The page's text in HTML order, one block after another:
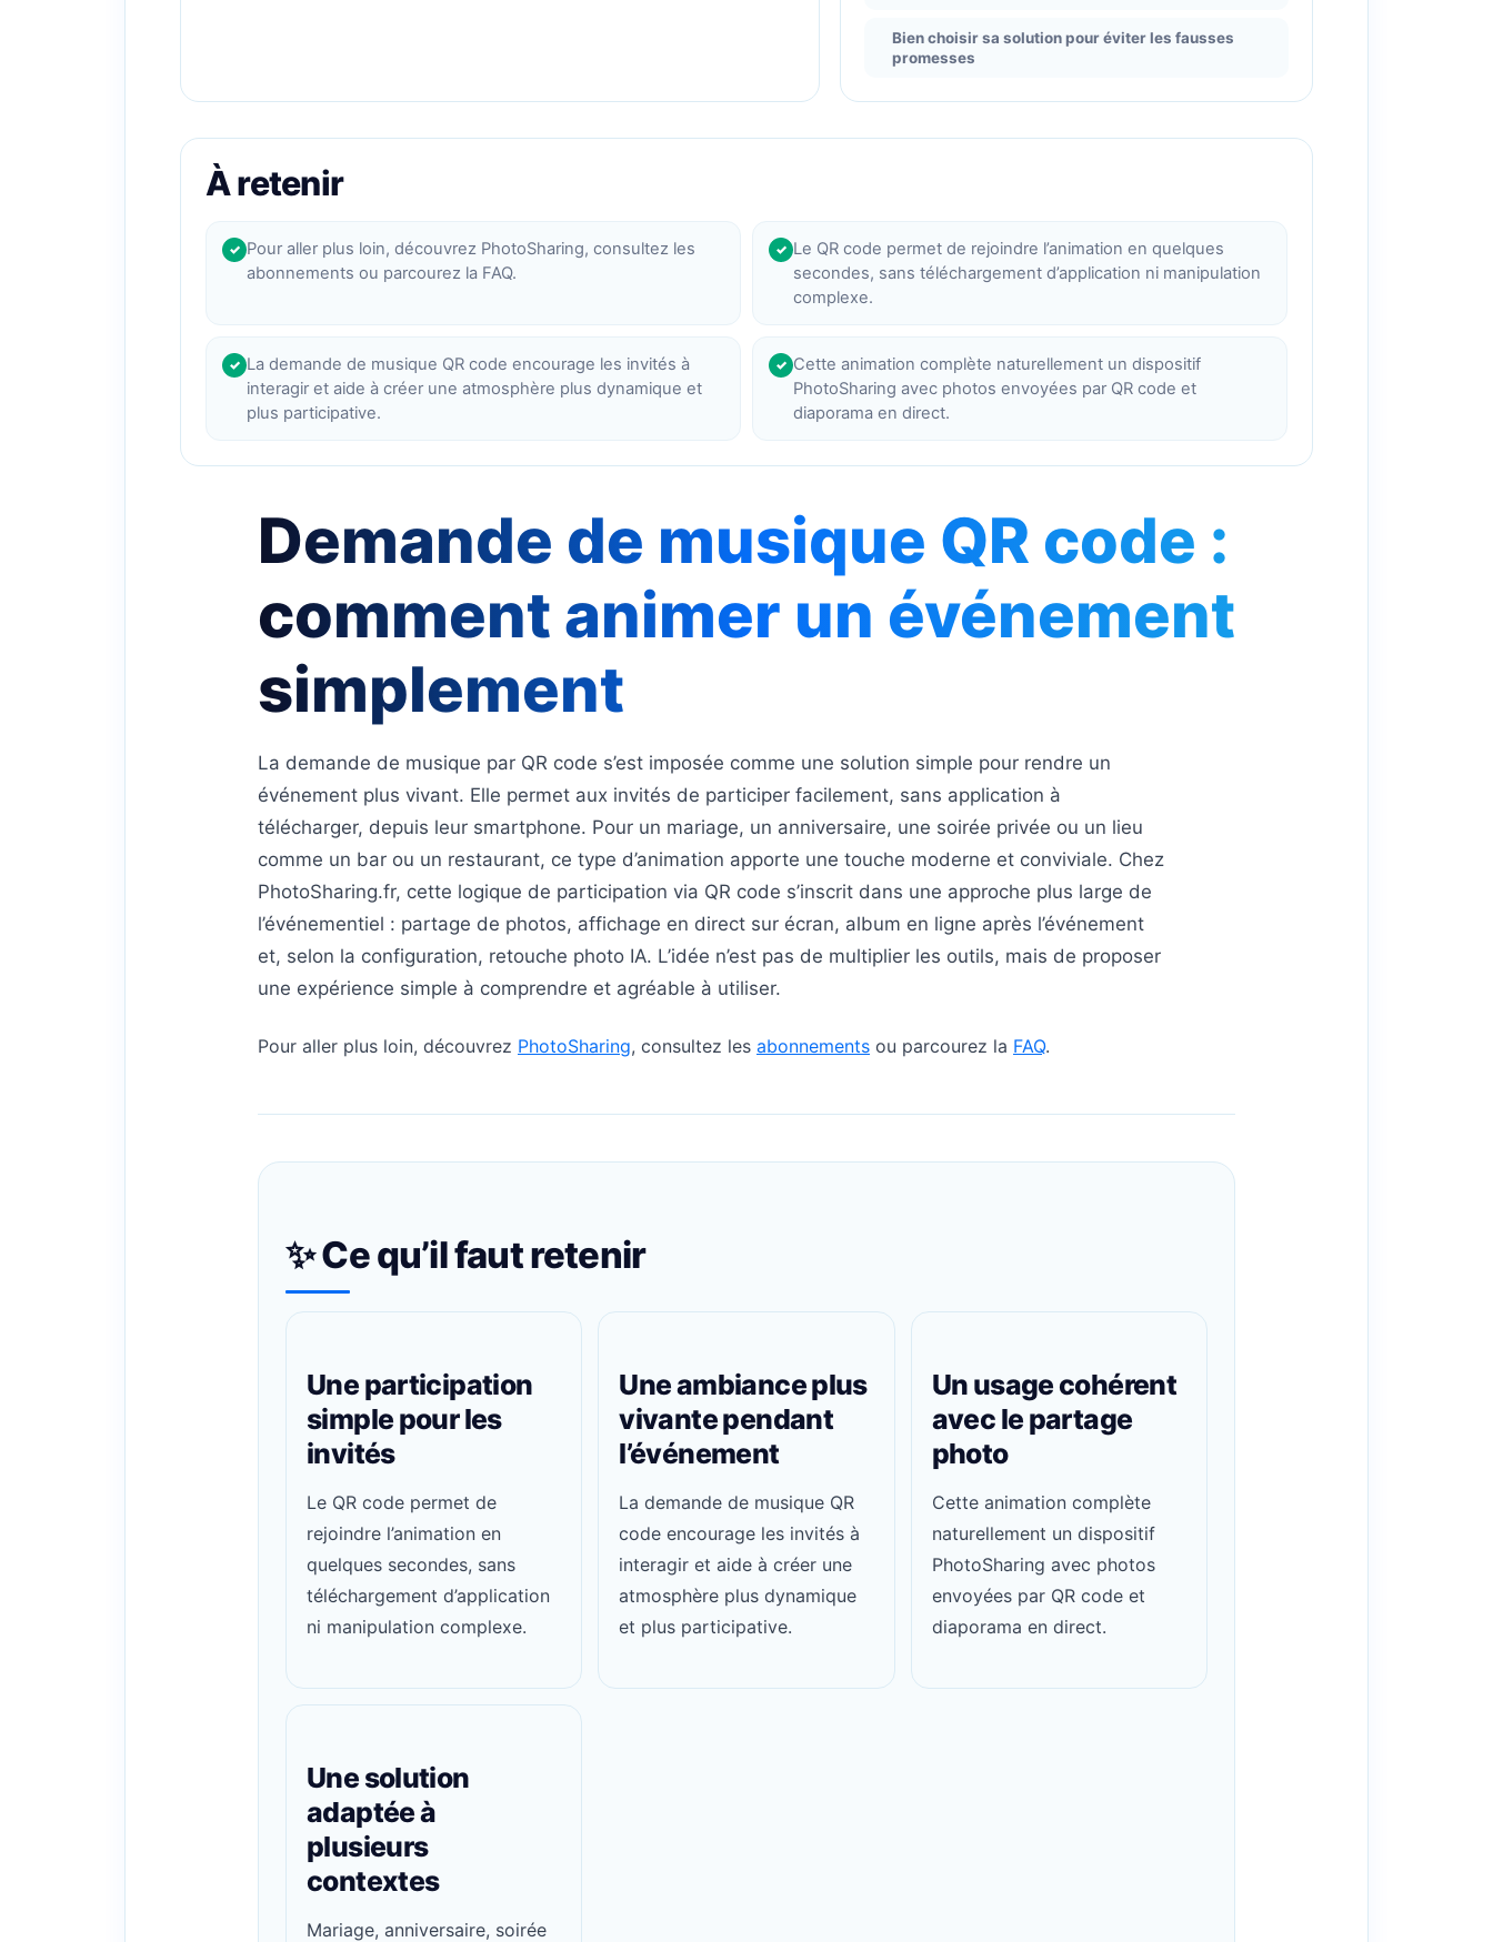
Bien choisir sa solution pour éviter les fausses
promesses
À retenir
✓ Pour aller plus loin, découvrez PhotoSharing, consultez les
abonnements ou parcourez la FAQ.
✓ Le QR code permet de rejoindre l’animation en quelques
secondes, sans téléchargement d’application ni manipulation
complexe.
✓ La demande de musique QR code encourage les invités à
interagir et aide à créer une atmosphère plus dynamique et
plus participative.
✓ Cette animation complète naturellement un dispositif
PhotoSharing avec photos envoyées par QR code et
diaporama en direct.
Demande de musique QR code :
comment animer un événement
simplement
La demande de musique par QR code s’est imposée comme une solution simple pour rendre un
événement plus vivant. Elle permet aux invités de participer facilement, sans application à
télécharger, depuis leur smartphone. Pour un mariage, un anniversaire, une soirée privée ou un lieu
comme un bar ou un restaurant, ce type d’animation apporte une touche moderne et conviviale. Chez
PhotoSharing.fr, cette logique de participation via QR code s’inscrit dans une approche plus large de
l’événementiel : partage de photos, affichage en direct sur écran, album en ligne après l’événement
et, selon la configuration, retouche photo IA. L’idée n’est pas de multiplier les outils, mais de proposer
une expérience simple à comprendre et agréable à utiliser.
Pour aller plus loin, découvrez PhotoSharing, consultez les abonnements ou parcourez la FAQ.
✨ Ce qu’il faut retenir
Une participation
simple pour les
invités
Le QR code permet de
rejoindre l’animation en
quelques secondes, sans
téléchargement d’application
ni manipulation complexe.
Une ambiance plus
vivante pendant
l’événement
La demande de musique QR
code encourage les invités à
interagir et aide à créer une
atmosphère plus dynamique
et plus participative.
Un usage cohérent
avec le partage
photo
Cette animation complète
naturellement un dispositif
PhotoSharing avec photos
envoyées par QR code et
diaporama en direct.
Une solution
adaptée à
plusieurs
contextes
Mariage, anniversaire, soirée